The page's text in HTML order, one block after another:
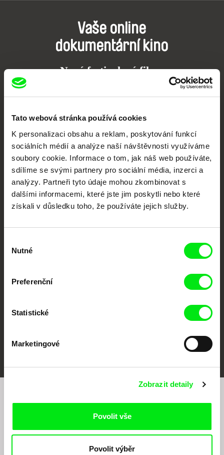
Tato webová stránka používá cookies
K personalizaci obsahu a reklam, poskytování funkcí
sociálních médií a analýze naší návštěvnosti využíváme
soubory cookie. Informace o tom, jak náš web používáte,
sdílíme se svými partnery pro sociální média, inzerci a
analýzy. Partneři tyto údaje mohou zkombinovat s
dalšími informacemi, které jste jim poskytli nebo které
získali v důsledku toho, že používáte jejich služby.
souhlasu
Nutné
Preferenční
Statistické
Marketingové
Zobrazit detaily
Povolit vše
Povolit výběr
Vaše online
dokumentární kino
Nové festivalové filmy
Portál DAFilms.cz je výsledkem tvůrčí spolupráce 7 klíčových evropských
festivalů dokumentárního filmu sdružených do Doc Alliance. Naším cílem je
podporovat kvalitní autorské filmy.
Členové Doc Alliance
DOK Leipzig
FIDMarseille
Chcete být pravidelně informováni o našem
filmovém programu?